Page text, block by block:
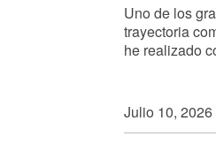
Uno de los
trayectoria
he realizado
Julio 10, 2026